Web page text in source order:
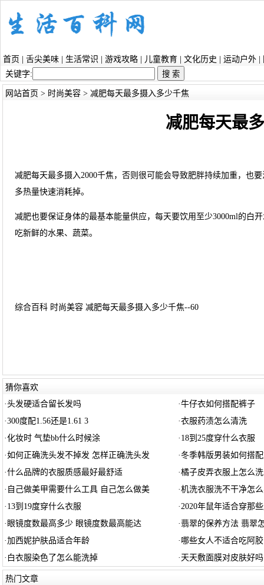
首页 舌尖美味 生活常识 游戏攻略 儿童教育 文化历史 运动户外
关键字:
网站首页 > 时尚美容> 减肥每天最多摄入多少千焦
减肥每天最
减肥每天最多摄入2000千焦，否则很可能会导致肥胖持续加重，也
多热量快速消耗掉。
减肥也要保证身体的最基本能量供应，每天要饮用至少3000ml的白
吃新鲜的水果、蔬菜。
综合百科 时尚美容 减肥每天最多摄入多少千焦--60
猜你喜欢
·头发硬适合留长发吗 ·牛仔衣如何搭配裤子
·300度配1.56还是1.61 3 ·衣服药渍怎么清洗
·化妆时 气垫bb什么时候涂 · 18到25度穿什么衣服
·如何正确洗头发不掉发 怎样正确洗头发 ·冬季韩版男装如何搭
·什么品牌的衣服质感最好最舒适 ·橘子皮弄衣服上怎么洗
· 自己做美甲需要什么工具 自己怎么做美 ·机洗衣服洗不干净怎
· 13到19度穿什么衣服 ·2020年鼠年适合穿那
· 眼镜度数最高多少 眼镜度数最高能达 · 翡翠的保养方法 翡翠
·加西妮护肤品适合年龄 · 哪些女人不适合吃阿
· 白衣服染色了怎么能洗掉 · 天天敷面膜对皮肤好吗
热门文章